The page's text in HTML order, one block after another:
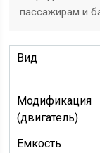
пассажирам и
Вид
Модификация
(двигатель)
Емкость